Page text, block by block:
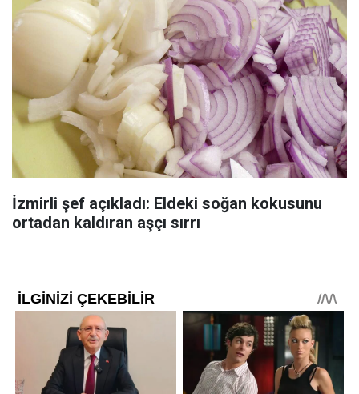
İzmirli şef açıkladı: Eldeki soğan kokusunu
ortadan kaldıran aşçı sırrı